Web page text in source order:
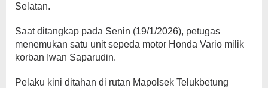
Selatan.
Saat ditangkap pada Senin (19/1/2026), petugas
menemukan satu unit sepeda motor Honda Vario milik
korban Iwan Saparudin.
Pelaku kini ditahan di rutan Mapolsek Telukbetung